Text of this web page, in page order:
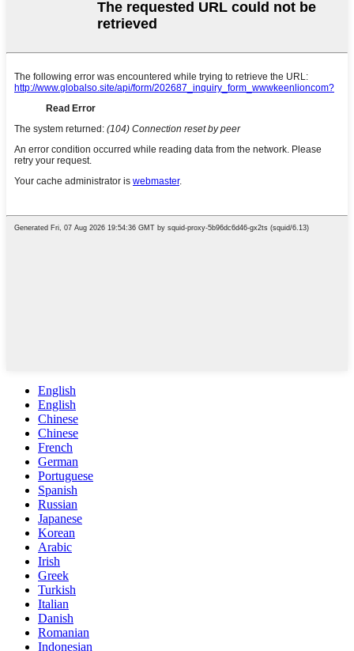
English
English
Chinese
Chinese
French
German
Portuguese
Spanish
Russian
Japanese
Korean
Arabic
Irish
Greek
Turkish
Italian
Danish
Romanian
Indonesian